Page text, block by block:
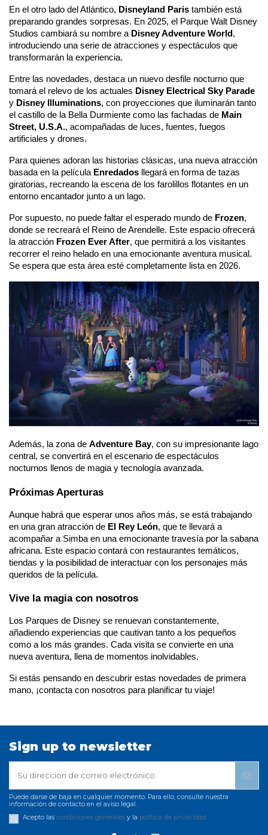
En el otro lado del Atlántico, Disneyland Paris también está
preparando grandes sorpresas. En 2025, el Parque Walt Disney
Studios cambiará su nombre a Disney Adventure World,
introduciendo una serie de atracciones y espectáculos que
transformarán la experiencia.
Entre las novedades, destaca un nuevo desfile nocturno que
tomará el relevo de los actuales Disney Electrical Sky Parade
y Disney Illuminations, con proyecciones que iluminarán tanto
el castillo de la Bella Durmiente como las fachadas de Main
Street, U.S.A., acompañadas de luces, fuentes, fuegos
artificiales y drones.
Para quienes adoran las historias clásicas, una nueva atracción
basada en la película Enredados llegará en forma de tazas
giratorias, recreando la escena de los farolillos flotantes en un
entorno encantador junto a un lago.
Por supuesto, no puede faltar el esperado mundo de Frozen,
donde se recreará el Reino de Arendelle. Este espacio ofrecerá
la atracción Frozen Ever After, que permitirá a los visitantes
recorrer el reino helado en una emocionante aventura musical.
Se espera que esta área esté completamente lista en 2026.
Además, la zona de Adventure Bay, con su impresionante lago
central, se convertirá en el escenario de espectáculos
nocturnos llenos de magia y tecnología avanzada.
Próximas Aperturas
Aunque habrá que esperar unos años más, se está trabajando
en una gran atracción de El Rey León, que te llevará a
acompañar a Simba en una emocionante travesía por la sabana
africana. Este espacio contará con restaurantes temáticos,
tiendas y la posibilidad de interactuar con los personajes más
queridos de la película.
Vive la magia con nosotros
Los Parques de Disney se renuevan constantemente,
añadiendo experiencias que cautivan tanto a los pequeños
como a los más grandes. Cada visita se convierte en una
nueva aventura, llena de momentos inolvidables.
Si estás pensando en descubrir estas novedades de primera
mano, ¡contacta con nosotros para planificar tu viaje!
Sign up to newsletter
Puede darse de baja en cualquier momento. Para ello, consulte nuestra
información de contacto en el aviso legal.
Acepto las condiciones generalesy la política de privacidad